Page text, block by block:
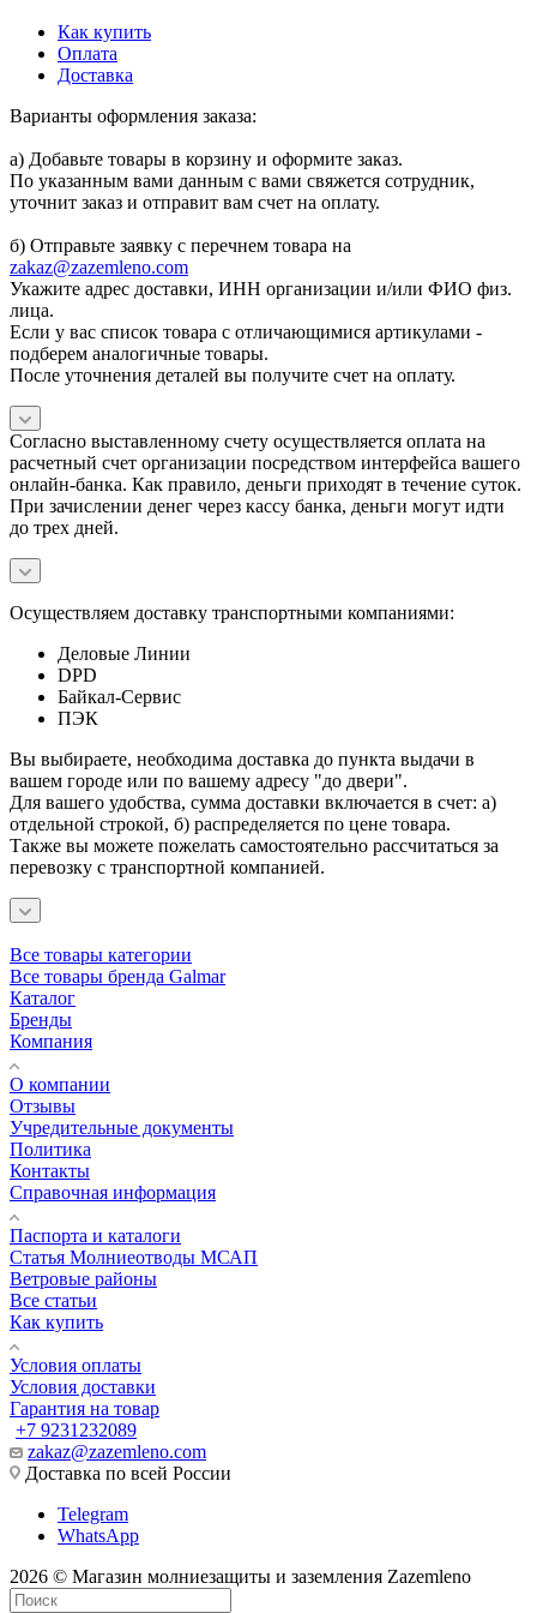
Как купить
Оплата
Доставка
Варианты оформления заказа:
а) Добавьте товары в корзину и оформите заказ.
По указанным вами данным с вами свяжется сотрудник,
уточнит заказ и отправит вам счет на оплату.
б) Отправьте заявку с перечнем товара на
zakaz@zazemleno.com
Укажите адрес доставки, ИНН организации и/или ФИО физ.
лица.
Если у вас список товара с отличающимися артикулами -
подберем аналогичные товары.
После уточнения деталей вы получите счет на оплату.
Согласно выставленному счету осуществляется оплата на
расчетный счет организации посредством интерфейса вашего
онлайн-банка. Как правило, деньги приходят в течение суток.
При зачислении денег через кассу банка, деньги могут идти
до трех дней.
Осуществляем доставку транспортными компаниями:
Деловые Линии
DPD
Байкал-Сервис
ПЭК
Вы выбираете, необходима доставка до пункта выдачи в
вашем городе или по вашему адресу "до двери".
Для вашего удобства, сумма доставки включается в счет: а)
отдельной строкой, б) распределяется по цене товара.
Также вы можете пожелать самостоятельно рассчитаться за
перевозку с транспортной компанией.
Все товары категории
Все товары бренда Galmar
Каталог
Бренды
Компания
О компании
Отзывы
Учредительные документы
Политика
Контакты
Справочная информация
Паспорта и каталоги
Статья Молниеотводы МСАП
Ветровые районы
Все статьи
Как купить
Условия оплаты
Условия доставки
Гарантия на товар
+7 9231232089
zakaz@zazemleno.com
Доставка по всей России
Telegram
WhatsApp
2026 © Магазин молниезащиты и заземления Zazemleno